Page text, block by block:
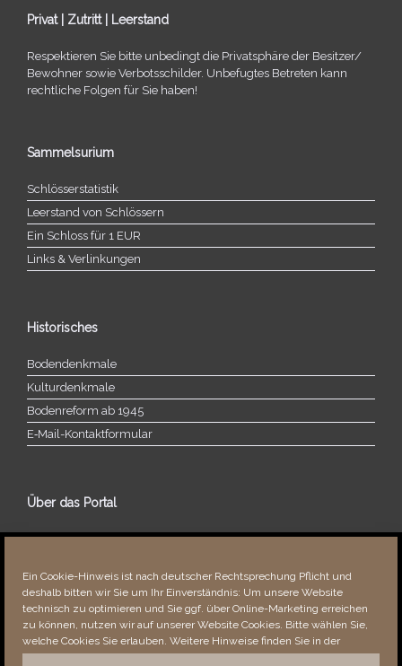
Ein Cookie-Hinweis ist nach deutscher Rechtsprechung Pflicht und
deshalb bitten wir Sie um Ihr Einverständnis: Um unsere Website
technisch zu optimieren und Sie ggf. über Online-Marketing erreichen
zu können, nutzen wir auf unserer Website Cookies. Bitte wählen Sie,
welche Cookies Sie erlauben. Weitere Hinweise finden Sie in der
Privat | Zutritt | Leerstand
Respektieren Sie bitte unbe­dingt die Privatsphäre der Besitzer/​
Bewohner sowie Verbotsschilder. Unbefugtes Betreten kann
recht­li­che Folgen für Sie haben!
Sammelsurium
Schlösserstatistik
Leerstand von Schlössern
Ein Schloss für 1 EUR
Links & Verlinkungen
Historisches
Bodendenkmale
Kulturdenkmale
Bodenreform ab 1945
E‑Mail-​​Kontaktformular
Über das Portal
Über dieses Portal
Fehler bemerkt?